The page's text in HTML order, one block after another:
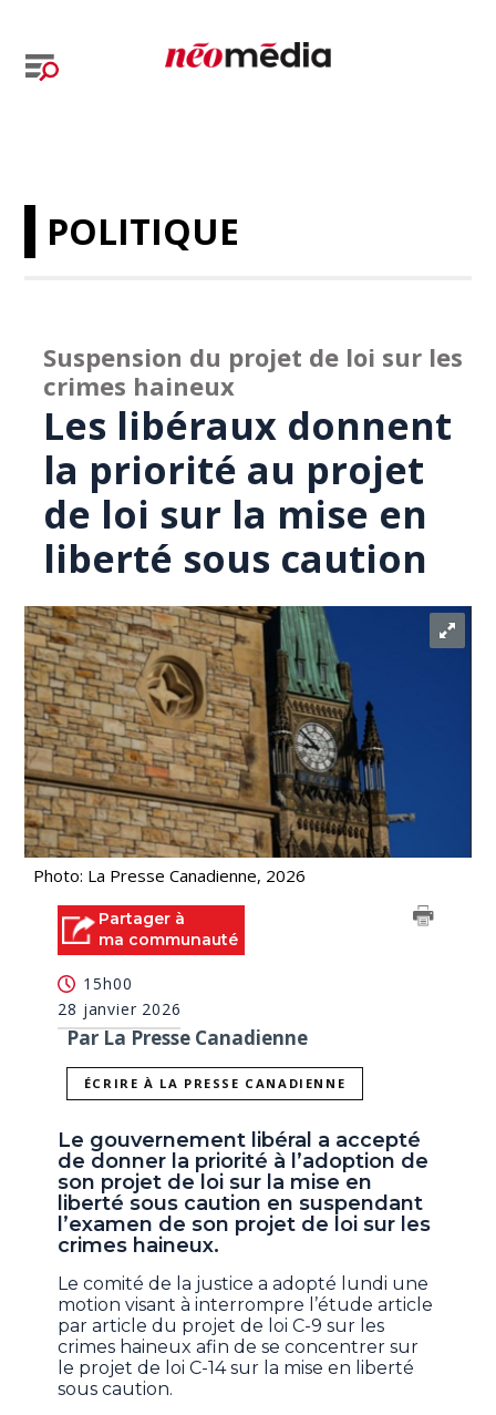
POLITIQUE
Suspension du projet de loi sur les
crimes haineux
Les libéraux donnent
la priorité au projet
de loi sur la mise en
liberté sous caution
Photo: La Presse Canadienne, 2026
Partager à
ma communauté
15h00
28 janvier 2026
Par La Presse Canadienne
ÉCRIRE À LA PRESSE CANADIENNE
Le gouvernement libéral a accepté
de donner la priorité à l’adoption de
son projet de loi sur la mise en
liberté sous caution en suspendant
l’examen de son projet de loi sur les
crimes haineux.
Le comité de la justice a adopté lundi une
motion visant à interrompre l’étude article
par article du projet de loi C-9 sur les
crimes haineux afin de se concentrer sur
le projet de loi C-14 sur la mise en liberté
sous caution.